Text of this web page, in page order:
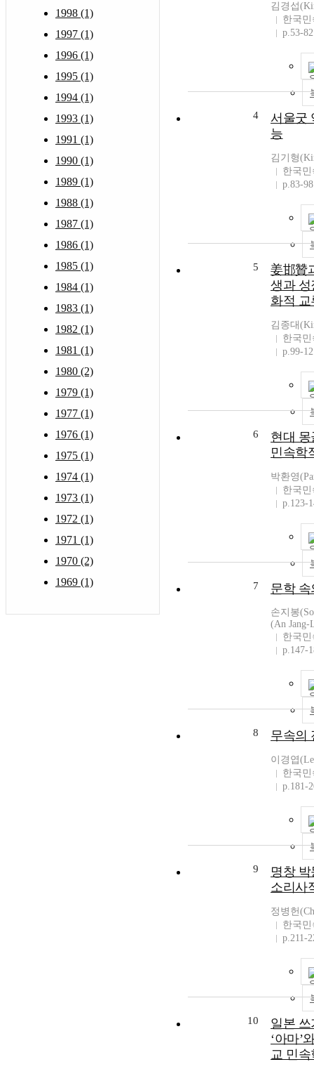
1998 (1)
1997 (1)
1996 (1)
1995 (1)
1994 (1)
1993 (1)
1991 (1)
1990 (1)
1989 (1)
1988 (1)
1987 (1)
1986 (1)
1985 (1)
1984 (1)
1983 (1)
1982 (1)
1981 (1)
1980 (2)
1979 (1)
1977 (1)
1976 (1)
1975 (1)
1974 (1)
1973 (1)
1972 (1)
1971 (1)
1970 (2)
1969 (1)
김경섭
한국
p.53-82
4
서울굿
능
김기형
한국
p.83-98
5
姜邯贊
생과 성
화적 교
김종대
한국
p.99-
6
현대
민속학
박환영
한국
p.123-
7 문학
손지봉
(An Jang-
한국
p.147-
8 무속의
이경엽
한국
p.181-
9
명창
소리사
정병헌
한국
p.211-
10
일본
‘아마’
교 민